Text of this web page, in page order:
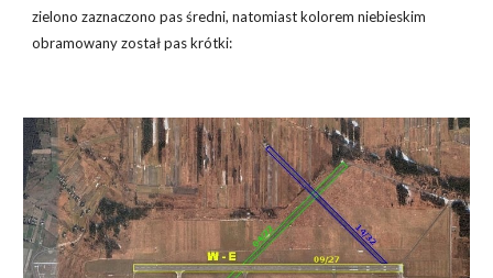
zielono zaznaczono pas średni, natomiast kolorem niebieskim
obramowany został pas krótki: